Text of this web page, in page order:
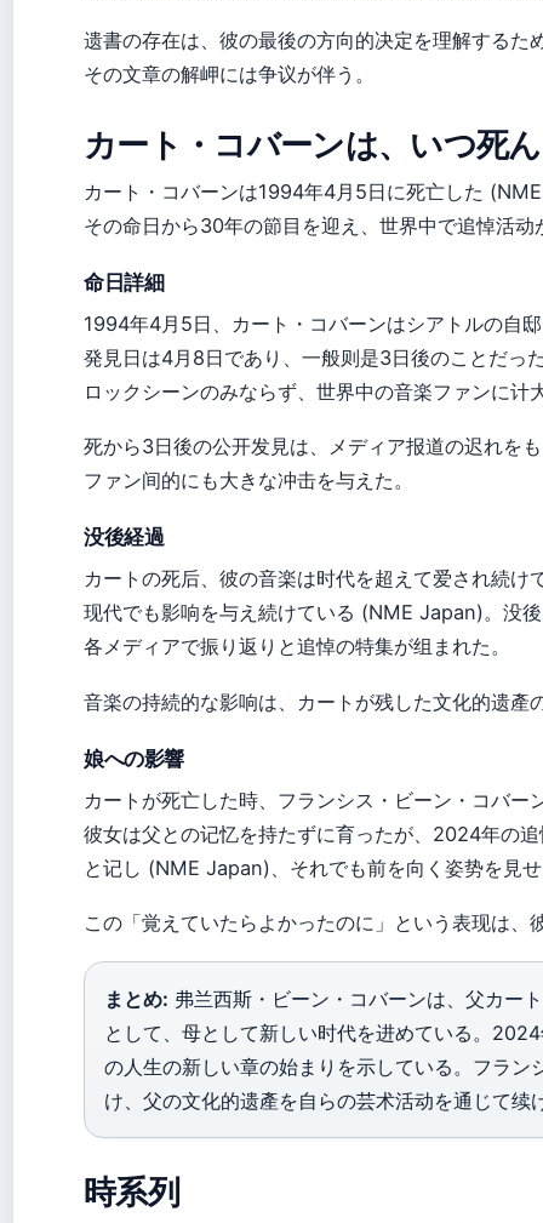
遗書の存在は、彼の最後の方向的决定を理解するた
その文章の解岬には争议が伴う。
カート・コバーンは、いつ死
カート・コバーンは1994年4月5日に死亡した
その命日から30年の節目を迎え、世界中で追悼活
命日詳細
1994年4月5日、カート・コバーンはシアトルの自
発見日は4月8日であり、一般则是3日後のことだっ
ロックシーンのみならず、世界中の音楽ファンに计
死から3日後の公开发見は、メディア报道の迟れを
ファン间的にも大きな冲击を与えた。
没後経過
カートの死后、彼の音楽は时代を超えて爱され続
现代でも影响を与え続けている (NME Japan)。没
各メディアで振り返りと追悼の特集が组まれた。
音楽の持続的な影响は、カートが残した文化的遗產
娘への影響
カートが死亡した時、フランシス・ビーン・コバ
彼女は父との记忆を持たずに育ったが、2024年の
と记し (NME Japan)、それでも前を向く姿势を見
この「覚えていたらよかったのに」という表现は
まとめ: 弗兰西斯・ビーン・コバーンは、父カー
として、母として新しい时代を进めている。
の人生の新しい章の始まりを示している。フラ
け、父の文化的遗產を自らの芸术活动を通じて续
時系列